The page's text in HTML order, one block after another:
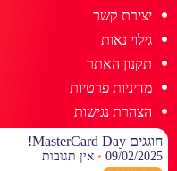
יצירת קשר
גילוי נאות
תקנון האתר
מדיניות פרטיות
הצהרת נגישות
חוגגים MasterCard Day!
09/02/2025
אין תגובות